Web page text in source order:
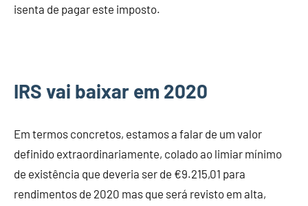
isenta de pagar este imposto.
IRS vai baixar em 2020
Em termos concretos, estamos a falar de um valor
definido extraordinariamente, colado ao limiar mínimo
de existência que deveria ser de €9.215,01 para
rendimentos de 2020 mas que será revisto em alta,